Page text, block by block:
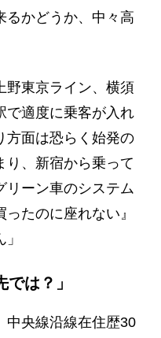
るかどうか、中々高
東京ライン、横須
で適度に乗客が入れ
方面は恐らく始発の
り、新宿から乗って
リーン車のシステム
たのに座れない』
では？」
央線沿線在住歴30